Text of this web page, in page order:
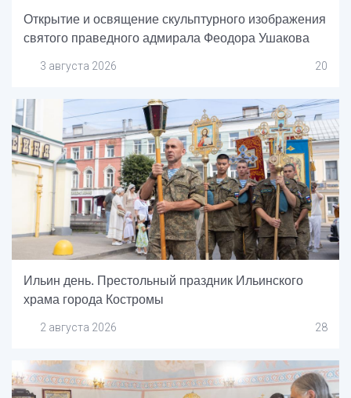
Открытие и освящение скульптурного изображения
святого праведного адмирала Феодора Ушакова
3 августа 2026 20
Ильин день. Престольный праздник Ильинского
храма города Костромы
2 августа 2026 28